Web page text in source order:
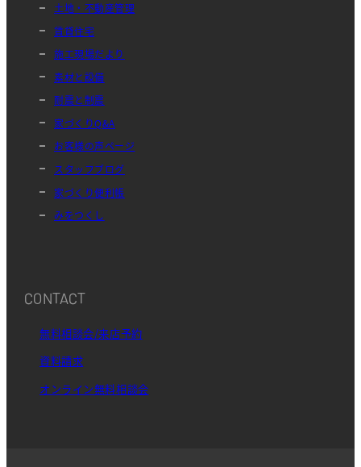
土地・不動産管理
賃貸住宅
施工現場だより
素材と設備
耐震と制震
家づくりQ&A
お客様の声ページ
スタッフブログ
家づくり便利帳
みをつくし
CONTACT
無料相談会/来店予約
資料請求
オンライン無料相談会